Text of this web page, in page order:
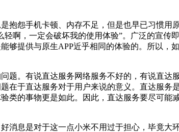
怨手机卡顿、内存不足，但是也早已习惯用
，一定会破坏我的使用体验”。广泛的宣传
提供与原生APP近乎相同的体验的。所以，
。有说直达服务网络服务不好的，有说直达
于直达服务对于用户来说的意义。直达服务
类的事物更是如此。因此，直达服务要尽可能
是对于这一点小米不用过于担心，毕竟大